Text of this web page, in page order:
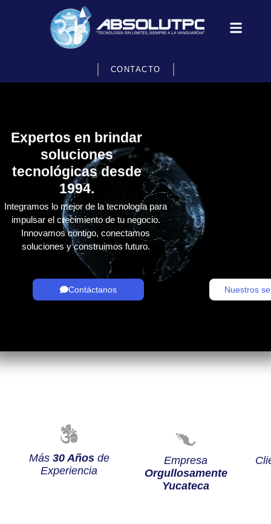
CONTACTO
Expertos en brindar
soluciones
tecnológicas desde
1994.
Integramos lo mejor de la tecnología para
impulsar el crecimiento de tu negocio.
Innovamos contigo, conectamos
soluciones y construimos futuro.
Contáctanos Nuestros
Más 30 Añosde
Experiencia
Empresa
Orgullosamente
Yucateca